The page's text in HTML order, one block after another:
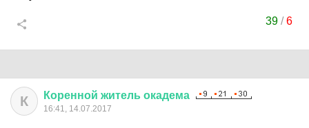
39 /6
К Коренной житель окадема
16:41, 14.07.2017